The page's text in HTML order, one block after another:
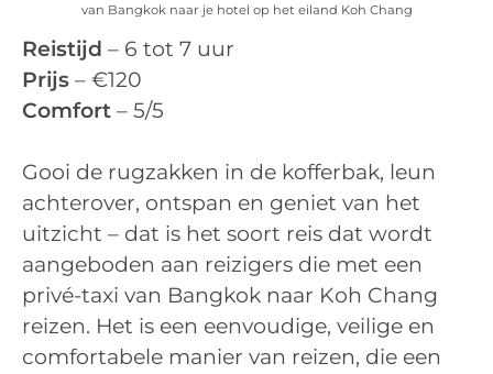
van Bangkok naar je hotel op het eiland Koh Chang
Reistijd – 6 tot 7 uur
Prijs – €120
Comfort – 5/5
Gooi de rugzakken in de kofferbak, leun
achterover, ontspan en geniet van het
uitzicht – dat is het soort reis dat wordt
aangeboden aan reizigers die met een
privé-taxi van Bangkok naar Koh Chang
reizen. Het is een eenvoudige, veilige en
comfortabele manier van reizen, die een